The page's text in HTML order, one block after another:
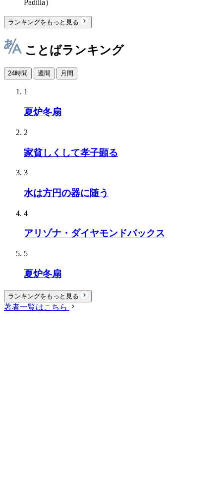
Padilla）
ランキングをもっと見る
ことばランキング
24時間 週間 月間
1
夏炉冬扇
2
家貧しくして孝子顕る
3
水は方円の器に随う
4
アリゾナ・ダイヤモンドバックス
5
夏炉冬扇
ランキングをもっと見る
著者一覧はこちら